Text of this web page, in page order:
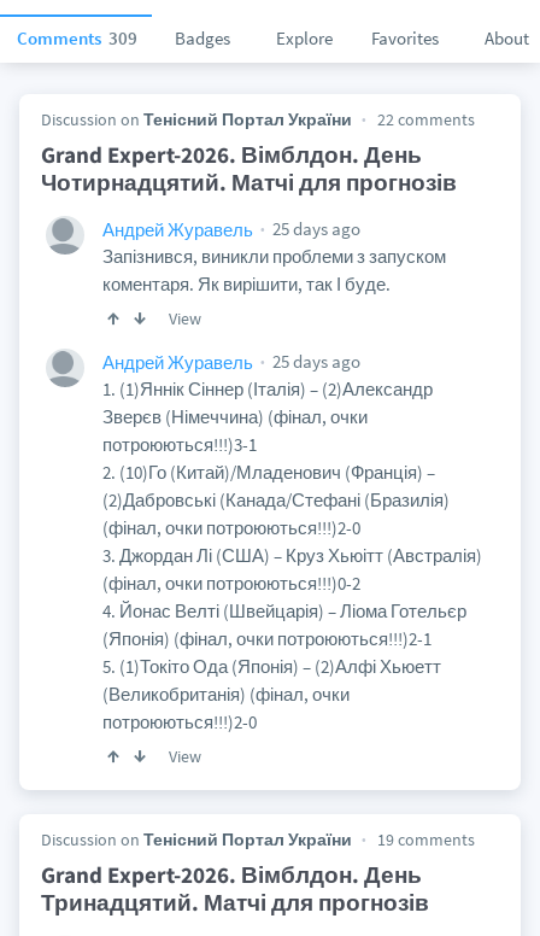
Comments 309 Badges Explore Favorites About
Discussion on Тенісний Портал України 22 comments
Grand Expert-2026. Вімблдон. День
Чотирнадцятий. Матчі для прогнозів
Андрей Журавель
25 days ago
Запізнився, виникли проблеми з запуском
коментаря. Як вирішити, так І буде.
View
Андрей Журавель
25 days ago
1. (1)Яннік Сіннер (Італія) – (2)Александр
Зверєв (Німеччина) (фінал, очки
потроюються!!!)3-1
2. (10)Го (Китай)/Младенович (Франція) –
(2)Дабровські (Канада/Стефані (Бразилія)
(фінал, очки потроюються!!!)2-0
3. Джордан Лі (США) – Круз Хьюітт (Австралія)
(фінал, очки потроюються!!!)0-2
4. Йонас Велті (Швейцарія) – Ліома Готельєр
(Японія) (фінал, очки потроюються!!!)2-1
5. (1)Токіто Ода (Японія) – (2)Алфі Хьюетт
(Великобританія) (фінал, очки
потроюються!!!)2-0
View
Discussion on Тенісний Портал України 19 comments
Grand Expert-2026. Вімблдон. День
Тринадцятий. Матчі для прогнозів